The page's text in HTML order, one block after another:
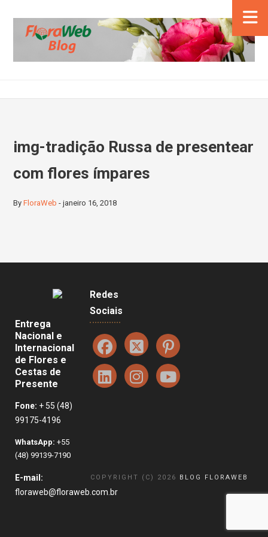
img-tradição Russa de presentear
com flores ímpares
ByFloraWeb -janeiro 16, 2018
Entrega
Nacional e
Internacional
de Flores e
Cestas de
Presente
Fone: + 55 (48)
99175-4196
WhatsApp: +55
(48) 99139-7190
E-mail:
floraweb@floraweb.com.br
Redes
Sociais
COPYRIGHT (C) 2026 BLOG FLORAWEB